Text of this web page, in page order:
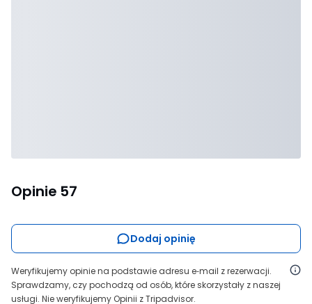
Opinie 57
Dodaj opinię
Weryfikujemy opinie na podstawie adresu e‑mail z rezerwacji.
Sprawdzamy, czy pochodzą od osób, które skorzystały z naszej
usługi. Nie weryfikujemy Opinii z Tripadvisor.